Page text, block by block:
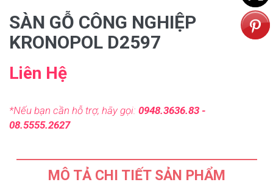
SÀN GỖ CÔNG NGHIỆP
KRONOPOL D2597
Liên Hệ
*Nếu bạn cần hỗ trợ, hãy gọi: 0948.3636.83 -
08.5555.2627
MÔ TẢ CHI TIẾT SẢN PHẨM